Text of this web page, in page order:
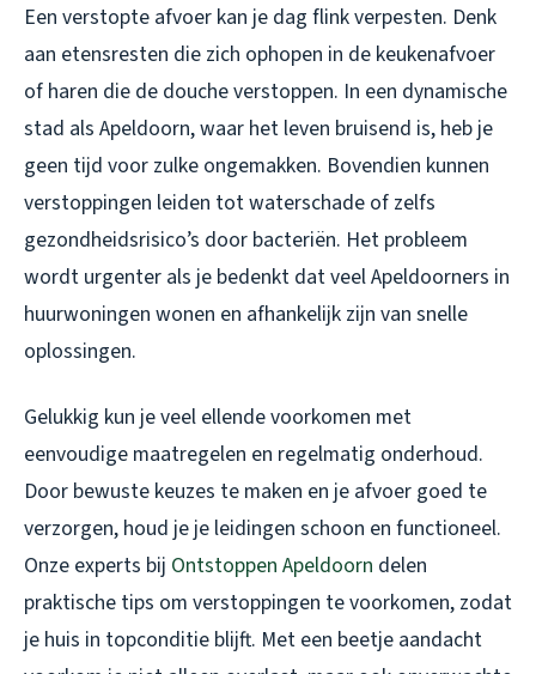
Een verstopte afvoer kan je dag flink verpesten. Denk
aan etensresten die zich ophopen in de keukenafvoer
of haren die de douche verstoppen. In een dynamische
stad als Apeldoorn, waar het leven bruisend is, heb je
geen tijd voor zulke ongemakken. Bovendien kunnen
verstoppingen leiden tot waterschade of zelfs
gezondheidsrisico’s door bacteriën. Het probleem
wordt urgenter als je bedenkt dat veel Apeldoorners in
huurwoningen wonen en afhankelijk zijn van snelle
oplossingen.
Gelukkig kun je veel ellende voorkomen met
eenvoudige maatregelen en regelmatig onderhoud.
Door bewuste keuzes te maken en je afvoer goed te
verzorgen, houd je je leidingen schoon en functioneel.
Onze experts bij Ontstoppen Apeldoorn delen
praktische tips om verstoppingen te voorkomen, zodat
je huis in topconditie blijft. Met een beetje aandacht